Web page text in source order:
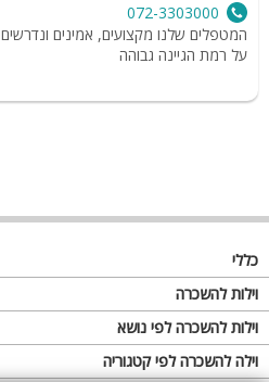
072-3303000
המטפלים שלנו מקצועים, אמינים
על רמת הגיינה גבוהה
כללי
מגזין
פרסום באתר
תקנון
וילות להשכרה
וילות בצפון
וילות במרכז
וילות להשכרה לפי נושא
וילה לזוגות
וילה להשכרה לפי קטגוריה